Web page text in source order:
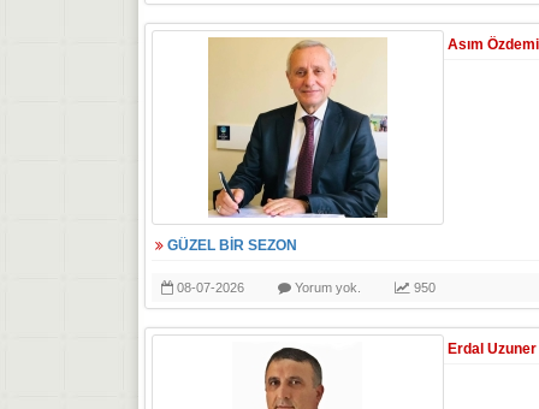
Asım
GÜZEL BİR SEZON
08-07-2026 Yorum yok. 950
Erdal Uzuner